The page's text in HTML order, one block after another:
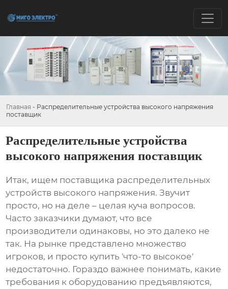
Главная - Распределительные устройства высокого напряжения
поставщик
Распределительные устройства
высокого напряжения поставщик
Итак, ищем поставщика распределительных
устройств высокого напряжения. Звучит
просто, но на деле – целая куча вопросов.
Часто заказчики думают, что все
производители одинаковы, но это далеко не
так. На рынке представлено множество
игроков, и просто купить 'что-то высокое'
недостаточно. Гораздо важнее понимать, какие
требования к оборудованию предъявляются,